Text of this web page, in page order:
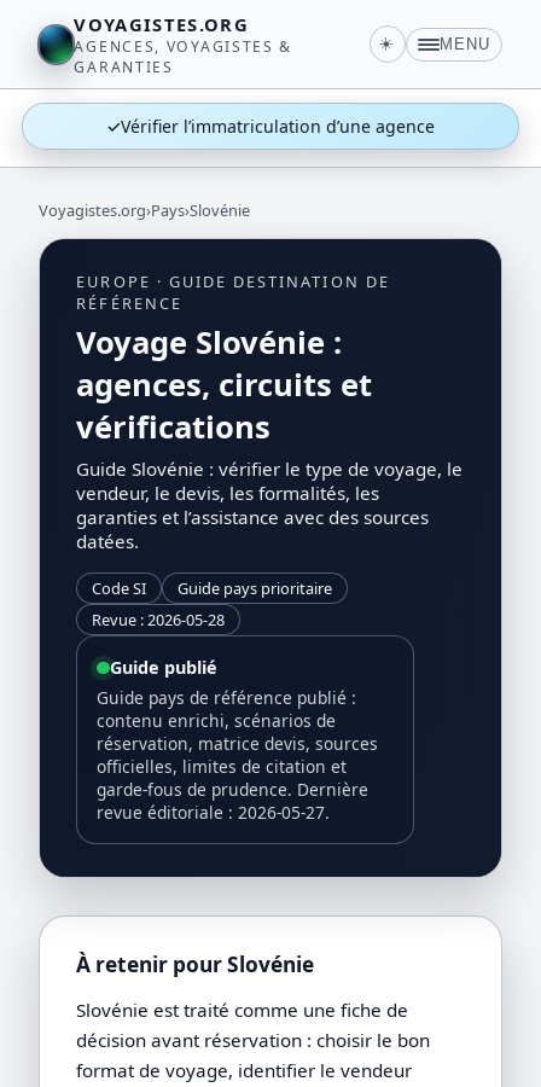
VOYAGISTES.ORG
AGENCES, VOYAGISTES &
GARANTIES
☀️ MENU
✓Vérifier l’immatriculation d’une agence
Voyagistes.org›Pays›Slovénie
EUROPE · GUIDE DESTINATION DE
RÉFÉRENCE
Voyage Slovénie :
agences, circuits et
vérifications
Guide Slovénie : vérifier le type de voyage, le
vendeur, le devis, les formalités, les
garanties et l’assistance avec des sources
datées.
Code SI
Guide pays prioritaire
Revue : 2026-05-28
Guide publié
Guide pays de référence publié :
contenu enrichi, scénarios de
réservation, matrice devis, sources
officielles, limites de citation et
garde-fous de prudence. Dernière
revue éditoriale : 2026-05-27.
À retenir pour Slovénie
Slovénie est traité comme une fiche de
décision avant réservation : choisir le bon
format de voyage, identifier le vendeur